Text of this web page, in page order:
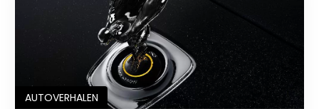
AUTOVERHALEN